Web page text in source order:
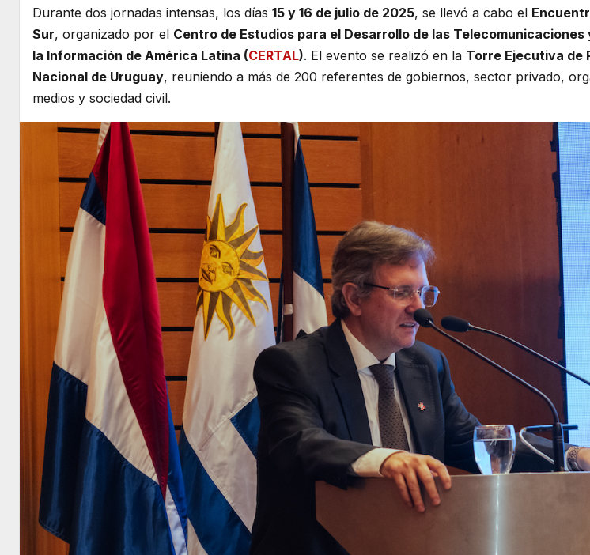
Durante dos jornadas intensas, los días 15 y 16 de julio de 2025, se llevó a cabo el
Sur, organizado por el Centro de Estudios para el Desarrollo de las
la Información de América Latina (CERTAL). El evento se realizó en la Torre Ejecutiva de
Nacional de Uruguay, reuniendo a más de 200 referentes de gobiernos, sector privado,
medios y sociedad civil.